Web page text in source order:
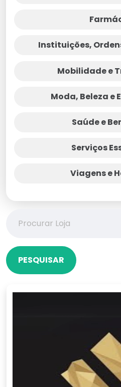
Instituições,
Mobilidade e
Moda, Beleza e
Saúde e
Serviços
Viagens e
PESQUISAR